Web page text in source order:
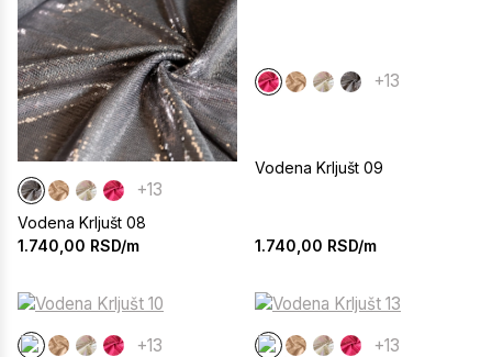
+13
Vodena Krljušt 08
1.740,00 RSD/m
+13
Vodena Krljušt 09
1.740,00 RSD/m
+13 +13